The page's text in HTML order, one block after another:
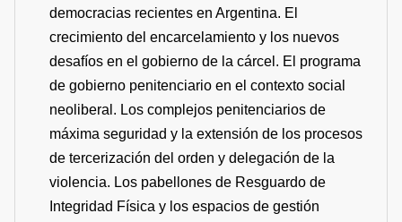
democracias recientes en Argentina. El
crecimiento del encarcelamiento y los nuevos
desafíos en el gobierno de la cárcel. El programa
de gobierno penitenciario en el contexto social
neoliberal. Los complejos penitenciarios de
máxima seguridad y la extensión de los procesos
de tercerización del orden y delegación de la
violencia. Los pabellones de Resguardo de
Integridad Física y los espacios de gestión